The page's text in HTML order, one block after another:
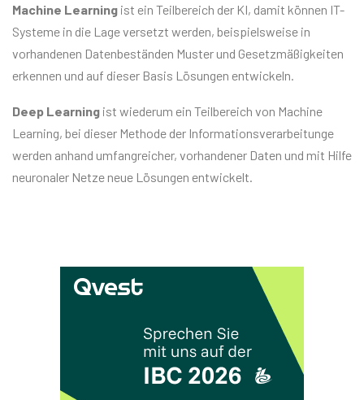
Machine Learning ist ein Teilbereich der KI, damit können IT-
Systeme in die Lage versetzt werden, beispielsweise in
vorhandenen Datenbeständen Muster und Gesetzmäßigkeiten
erkennen und auf dieser Basis Lösungen entwickeln.
Deep Learning ist wiederum ein Teilbereich von Machine
Learning, bei dieser Methode der Informationsverarbeitunge
werden anhand umfangreicher, vorhandener Daten und mit Hilfe
neuronaler Netze neue Lösungen entwickelt.